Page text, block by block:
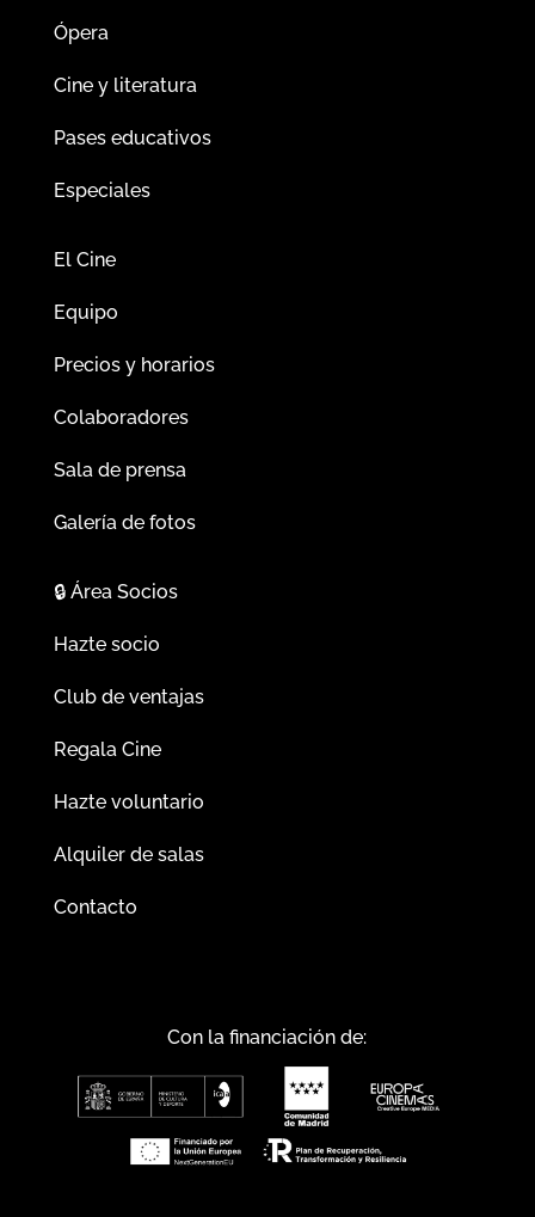
Ópera
Cine y literatura
Pases educativos
Especiales
El Cine
Equipo
Precios y horarios
Colaboradores
Sala de prensa
Galería de fotos
🔒Área Socios
Hazte socio
Club de ventajas
Regala Cine
Hazte voluntario
Alquiler de salas
Contacto
Con la financiación de: